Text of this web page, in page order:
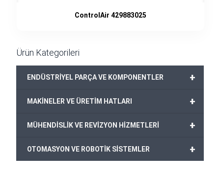
ControlAir 429883025
Ürün Kategorileri
+
ENDÜSTRİYEL PARÇA VE KOMPONENTLER
+
MAKİNELER VE ÜRETİM HATLARI
+
MÜHENDİSLİK VE REVİZYON HİZMETLERİ
+
OTOMASYON VE ROBOTİK SİSTEMLER